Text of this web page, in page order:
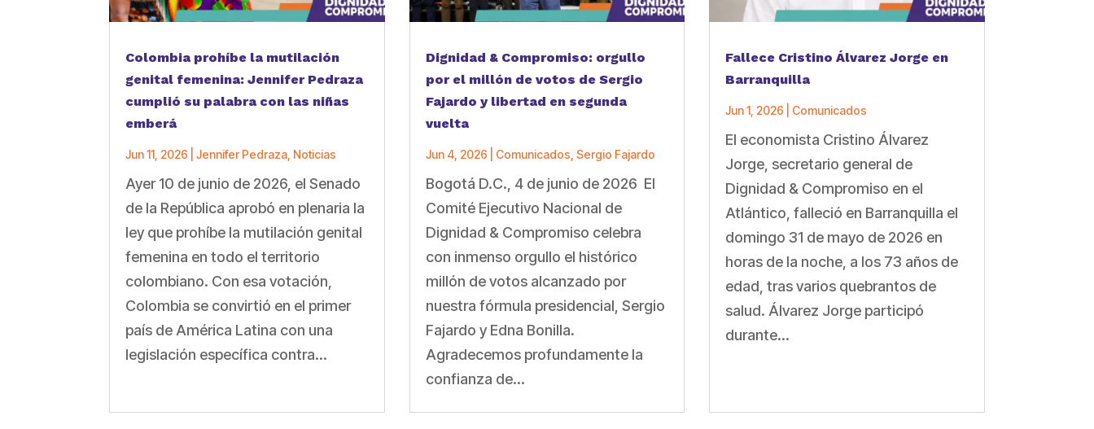
Colombia prohíbe la mutilación
genital femenina: Jennifer Pedraza
cumplió su palabra con las niñas
emberá
Jun 11, 2026 |Jennifer Pedraza Noticias
Ayer 10 de junio de 2026, el Senado
de la República aprobó en plenaria la
ley que prohíbe la mutilación genital
femenina en todo el territorio
colombiano. Con esa votación,
Colombia se convirtió en el primer
país de América Latina con una
legislación específica contra...
Dignidad & Compromiso: orgullo
por el millón de votos de Sergio
Fajardo y libertad en segunda
vuelta
Jun 4, 2026 Comunicados Sergio Fajardo
Bogotá D.C., 4 de junio de 2026 El
Comité Ejecutivo Nacional de
Dignidad & Compromiso celebra
con inmenso orgullo el histórico
millón de votos alcanzado por
nuestra fórmula presidencial, Sergio
Fajardo y Edna Bonilla.
Agradecemos profundamente la
confianza de...
Fallece Cristino Álvarez Jorge en
Barranquilla
Jun 1, 2026 Comunicados
El economista Cristino Álvarez
Jorge, secretario general de
Dignidad & Compromiso en el
Atlántico, falleció en Barranquilla el
domingo 31 de mayo de 2026 en
horas de la noche, a los 73 años de
edad, tras varios quebrantos de
salud. Álvarez Jorge participó
durante...